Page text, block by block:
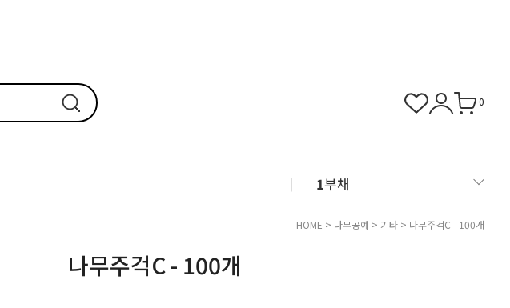
0
1부채
2 아크릴
HOME > 나무공예 > 기타 > 나무주걱C - 100개
나무주걱C - 100개